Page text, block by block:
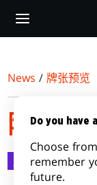
main
News / 牌张预览
隆重介
牌张预览 2021-
Do you have
Choose
remember
future.